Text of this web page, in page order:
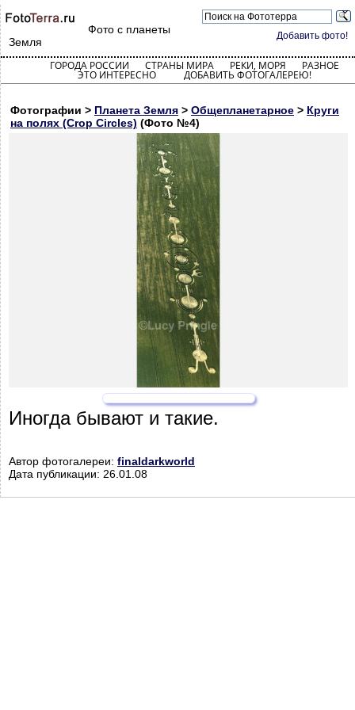
Добавить фото!
Фото с планеты
Земля
ГОРОДА РОССИИ СТРАНЫ МИРА РЕКИ, МОРЯ РАЗНОЕ
ЭТО ИНТЕРЕСНО ДОБАВИТЬ ФОТОГАЛЕРЕЮ!
Фотографии > Планета Земля > Общепланетарное > Круги
на полях (Crop Circles) (Фото №4)
Иногда бывают и такие.
Автор фотогалереи: finaldarkworld
Дата публикации: 26.01.08